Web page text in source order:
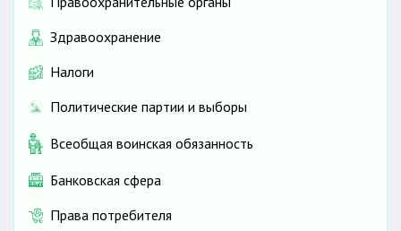
Здравоохранение
Налоги
Политические партии и выборы
Всеобщая воинская обязанность
Банковская сфера
Права потребителя